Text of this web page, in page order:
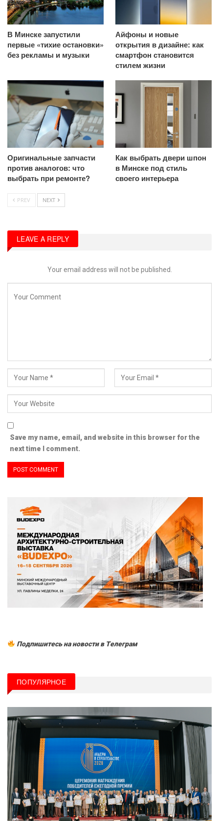
В Минске запустили
первые «тихие остановки»
без рекламы и музыки
Айфоны и новые
открытия в дизайне: как
смартфон становится
стилем жизни
Оригинальные запчасти
против аналогов: что
выбрать при ремонте?
Как выбрать двери шпон
в Минске под стиль
своего интерьера
PREV NEXT
LEAVE A REPLY
Your email address will not be published.
Save my name, email, and website in this browser for the
next time I comment.
Подпишитесь на новости в Tелеграм
ПОПУЛЯРНОЕ